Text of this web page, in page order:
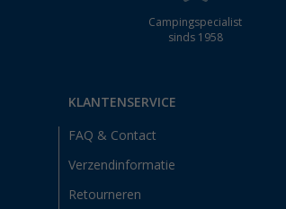
Campingspecialist
sinds 1958
KLANTENSERVICE
FAQ & Contact
Verzendinformatie
Retourneren